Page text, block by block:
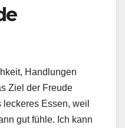
Handlungen
Ziel der Freude
Essen, weil
gut fühle. Ich kann